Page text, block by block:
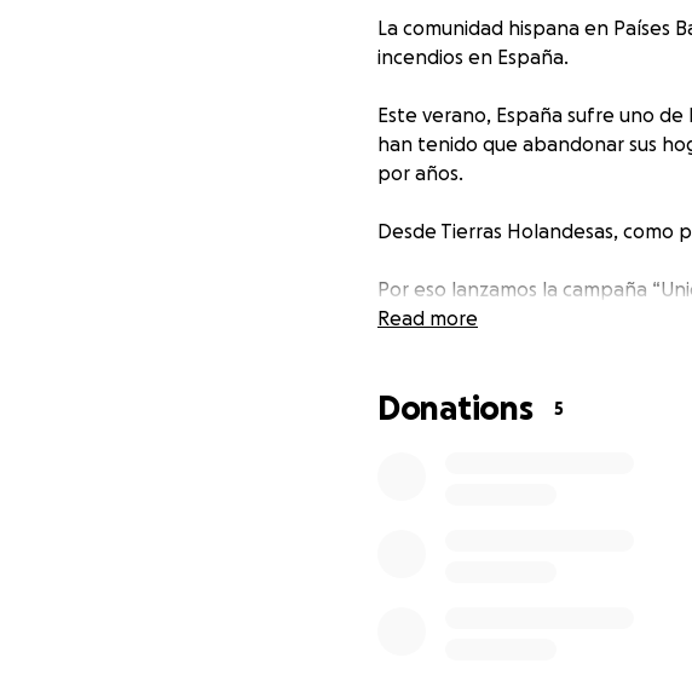
La comunidad hispana en Países
incendios en España.
Este verano, España sufre uno
han tenido que abandonar sus
por años.
Desde Tierras Holandesas, como
Por eso lanzamos la campaña
que nuestra comunidad hispana
Todo lo recaudado se destinará
Read more
Donations 5